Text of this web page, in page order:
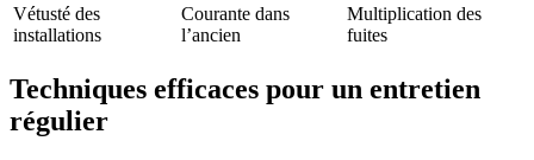
Vétusté des
installations
Courante dans
l’ancien
Multiplication des
fuites
Techniques efficaces pour un entretien
régulier